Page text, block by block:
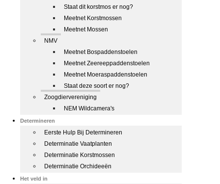
Staat dit korstmos er nog?
Meetnet Korstmossen
Meetnet Mossen
NMV
Meetnet Bospaddenstoelen
Meetnet Zeereeppaddenstoelen
Meetnet Moeraspaddenstoelen
Staat deze soort er nog?
Zoogdiervereniging
NEM Wildcamera's
Determineren
Eerste Hulp Bij Determineren
Determinatie Vaatplanten
Determinatie Korstmossen
Determinatie Orchideeën
Het veld in